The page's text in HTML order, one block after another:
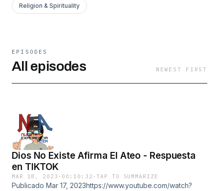
Religion & Spirituality
EPISODES
All episodes NEWEST FIRST
Dios No Existe Afirma El Ateo - Respuesta
en TIKTOK
MAR 18, 2023 · 00:10:32 ·TAP TO SUMMARIZE
Publicado Mar 17, 2023https://www.youtube.com/watch?